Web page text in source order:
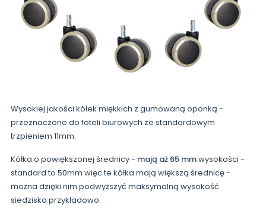
Wysokiej jakości kółek miękkich z gumowaną oponką -
przeznaczone do foteli biurowych ze standardowym
trzpieniem 11mm.
Kółka o powiększonej średnicy - mają aż 65 mmwysokości -
standard to 50mm więc te kółka mają większą średnicę -
można dzięki nim podwyższyć maksymalną wysokość
siedziska przykładowo.